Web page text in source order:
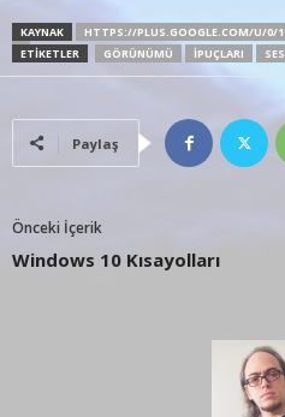
KAYNAK
HTTPS://PLUS.GOOGLE.COM/U/0/
QETIKETLER GÖRÜNÜMÜ İPUÇLARI
Paylaş
Önceki İçerik
Windows 10 Kısayolları